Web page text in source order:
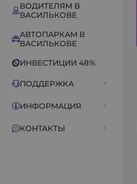
ВОДИТЕЛЯМ В
ВАСИЛЬКОВЕ
АВТОПАРКАМ В
ВАСИЛЬКОВЕ
ИНВЕСТИЦИИ 48%
ПОДДЕРЖКА
ИНФОРМАЦИЯ
КОНТАКТЫ